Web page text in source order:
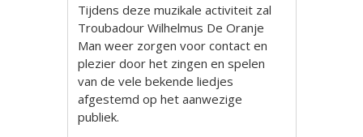
Tijdens deze muzikale activiteit zal
Troubadour Wilhelmus De Oranje
Man weer zorgen voor contact en
plezier door het zingen en spelen
van de vele bekende liedjes
afgestemd op het aanwezige
publiek.